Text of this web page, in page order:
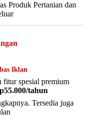
Produk Pertanian dan
Iklan
fitur spesial premium
tahun
Tersedia juga